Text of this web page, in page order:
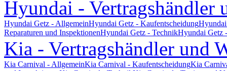
Hyundai - Vertragshändler
Hyundai Getz - AllgemeinHyundai Getz - Kaufentscheidung
Reparaturen und InspektionenHyundai Getz - TechnikHyundai Getz
Kia - Vertragshändler und
Kia Carnival - AllgemeinKia Carnival - KaufentscheidungKia